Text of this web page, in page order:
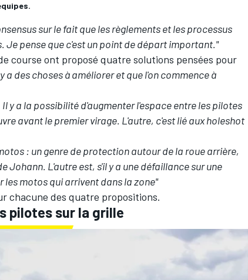
sur le fait que les règlements et les processus
Je pense que c'est un point de départ important."
course ont proposé quatre solutions pensées pour
a des choses à améliorer et que l'on commence à
y a la possibilité d'augmenter l'espace entre les pilotes
avant le premier virage. L'autre, c'est lié aux holeshot
: un genre de protection autour de la roue arrière,
Johann. L'autre est, s'il y a une défaillance sur une
les motos qui arrivent dans la zone"
chacune des quatre propositions.
pilotes sur la grille